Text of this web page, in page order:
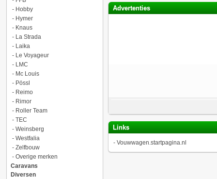
- Hobby
- Hymer
- Knaus
- La Strada
- Laika
- Le Voyageur
- LMC
- Mc Louis
- Pössl
- Reimo
- Rimor
- Roller Team
- TEC
- Weinsberg
- Westfalia
- Zelfbouw
- Overige merken
Caravans
Diversen
Advertenties
Links
- Vouwwagen.startpagina.nl